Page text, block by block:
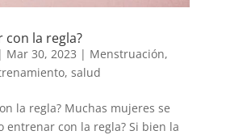
con la regla?
Mar 30, 2023 | Menstruación,
, salud
la regla? Muchas mujeres se
entrenar con la regla? Si bien la